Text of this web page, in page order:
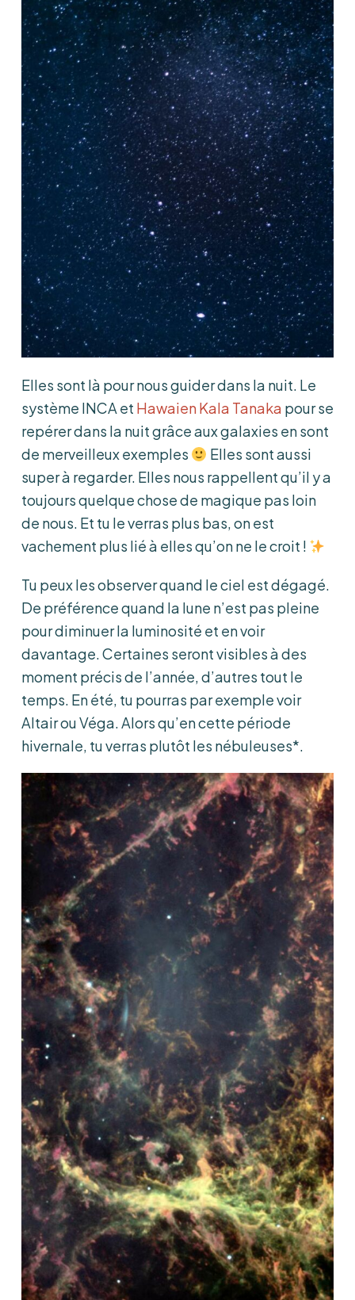
Elles sont là pour nous guider dans la nuit. Le
système INCA et Hawaien Kala Tanaka pour se
repérer dans la nuit grâce aux galaxies en sont
de merveilleux exemples
Elles sont aussi
super à regarder. Elles nous rappellent qu’il y a
toujours quelque chose de magique pas loin
de nous. Et tu le verras plus bas, on est
vachement plus lié à elles qu’on ne le croit !
Tu peux les observer quand le ciel est dégagé.
De préférence quand la lune n’est pas pleine
pour diminuer la luminosité et en voir
davantage. Certaines seront visibles à des
moment précis de l’année, d’autres tout le
temps. En été, tu pourras par exemple voir
Altair ou Véga. Alors qu’en cette période
hivernale, tu verras plutôt les nébuleuses*.